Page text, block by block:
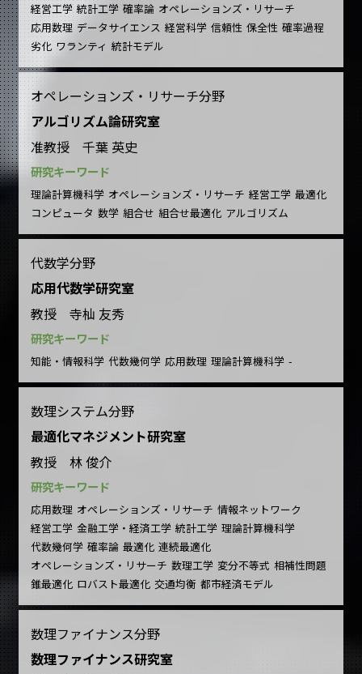
経営工学 統計工学 確率論 オペレーションズ・リサーチ
応用数理 データサイエンス 経営科学 信頼性 保全性 確率過程
劣化 ワランティ 統計モデル
オペレーションズ・リサーチ分野
アルゴリズム論研究室
准教授 千葉 英史
研究キーワード
理論計算機科学 オペレーションズ・リサーチ 経営工学 最適化
コンピュータ 数学 組合せ 組合せ最適化 アルゴリズム
代数学分野
応用代数学研究室
教授 寺杣 友秀
研究キーワード
知能・情報科学 代数幾何学 応用数理 理論計算機科学 -
数理システム分野
最適化マネジメント研究室
教授 林 俊介
研究キーワード
応用数理 オペレーションズ・リサーチ 情報ネットワーク
経営工学 金融工学・経済工学 統計工学 理論計算機科学
代数幾何学 確率論 最適化 連続最適化
オペレーションズ・リサーチ 数理工学 変分不等式 相補性問題
錐最適化 ロバスト最適化 交通均衡 都市経済モデル
数理ファイナンス分野
数理ファイナンス研究室